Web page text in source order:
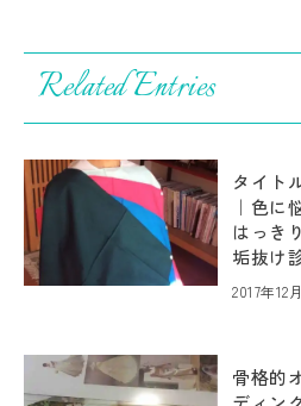
Related Entries
タイト
｜色に
はっき
垢抜け
2017年12
骨格的